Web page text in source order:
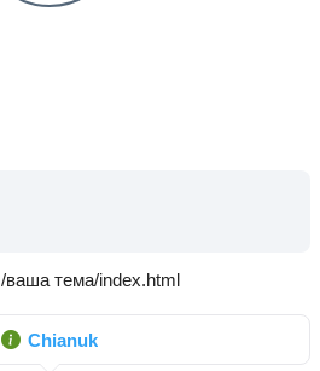
тема/index.html
Chianuk